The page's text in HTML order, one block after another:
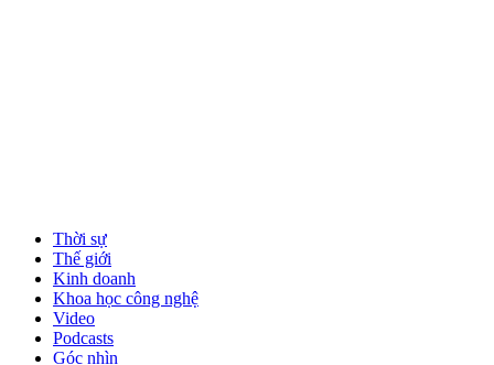
Thời sự
Thế giới
Kinh doanh
Khoa học công nghệ
Video
Podcasts
Góc nhìn